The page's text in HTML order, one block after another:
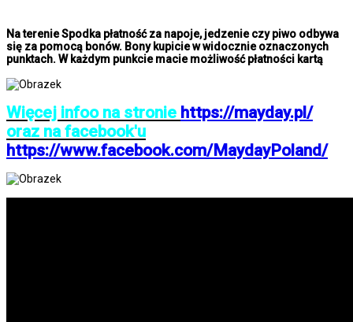
Na terenie Spodka płatność za napoje, jedzenie czy piwo odbywa
się za pomocą bonów. Bony kupicie w widocznie oznaczonych
punktach. W każdym punkcie macie możliwość płatności kartą
Więcej infoo na stronie https://mayday.pl/
oraz na facebook'u
https://www.facebook.com/MaydayPoland/